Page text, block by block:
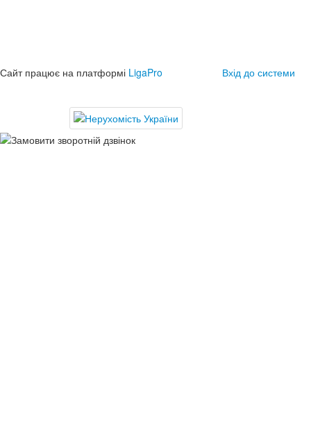
Сайт працює на платформі LigaPro Вхід до системи